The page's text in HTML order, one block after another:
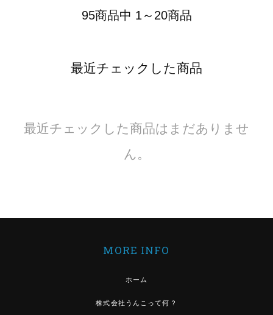
95商品中 1～20商品
最近チェックした商品
最近チェックした商品はまだありませ
ん。
MORE INFO
ホーム
株式会社うんこって何？